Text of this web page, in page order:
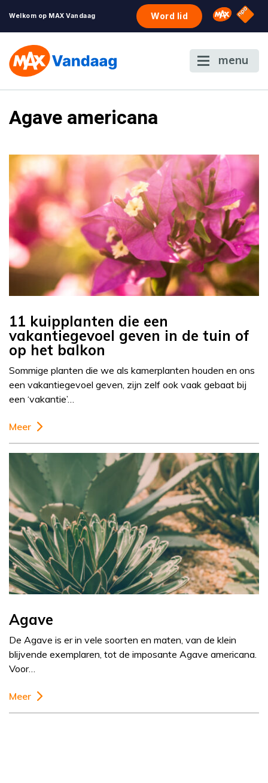
Welkom op MAX Vandaag Word lid Omroep
NPO
menu
Agave americana
11 kuipplanten die een
vakantiegevoel geven in de tuin of
op het balkon
Sommige planten die we als kamerplanten houden en ons
een vakantiegevoel geven, zijn zelf ook vaak gebaat bij
een ‘vakantie’…
Meer
Agave
De Agave is er in vele soorten en maten, van de klein
blijvende exemplaren, tot de imposante Agave americana.
Voor…
Meer